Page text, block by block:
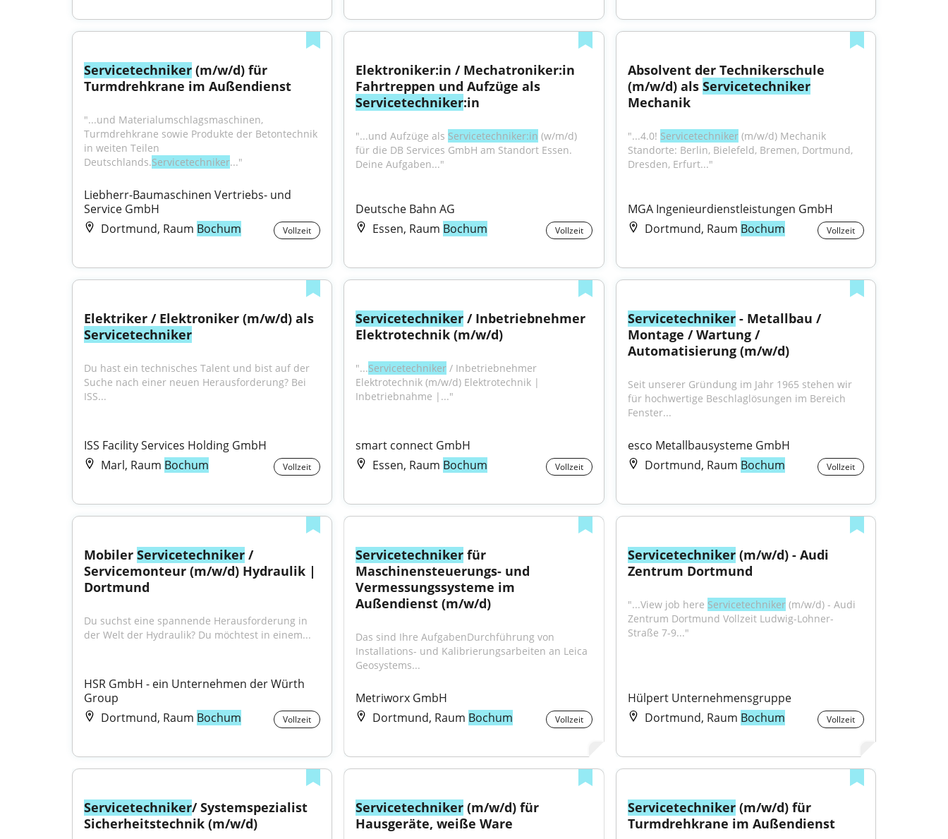
Servicetechniker (m/w/d) für
Turmdrehkrane im Außendienst
"...und Materialumschlagsmaschinen,
Turmdrehkrane sowie Produkte der Betontechnik
in weiten Teilen
Deutschlands.Servicetechniker..."
Liebherr-Baumaschinen Vertriebs- und
Service GmbH
Dortmund, Raum Bochum Vollzeit
Elektroniker:in / Mechatroniker:in
Servicetechniker:in
"...und Aufzüge als Servicetechniker:in (w/m/d)
für die DB Services GmbH am Standort Essen.
Deine Aufgaben..."
Deutsche Bahn AG
Essen, Raum Bochum Vollzeit
Absolvent der Technikerschule
(m/w/d) als Servicetechniker
Mechanik
"...4.0! Servicetechniker (m/w/d) Mechanik
Standorte: Berlin, Bielefeld, Bremen, Dortmund,
Dresden, Erfurt..."
MGA Ingenieurdienstleistungen GmbH
Dortmund, Raum Bochum Vollzeit
Servicetechniker
Du hast ein technisches Talent und bist auf der
Suche nach einer neuen Herausforderung? Bei
ISS...
ISS Facility Services Holding GmbH
Marl, Raum Bochum Vollzeit
Servicetechniker / Inbetriebnehmer
Elektrotechnik (m/w/d)
"...Servicetechniker / Inbetriebnehmer
Elektrotechnik (m/w/d) Elektrotechnik |
Inbetriebnahme |..."
smart connect GmbH
Essen, Raum Bochum Vollzeit
Servicetechniker - Metallbau /
Montage / Wartung /
Automatisierung (m/w/d)
Seit unserer Gründung im Jahr 1965 stehen wir
für hochwertige Beschlaglösungen im Bereich
Fenster...
esco Metallbausysteme GmbH
Dortmund, Raum Bochum Vollzeit
Mobiler Servicetechniker /
Servicemonteur (m/w/d) Hydraulik |
Dortmund
Du suchst eine spannende Herausforderung in
der Welt der Hydraulik? Du möchtest in einem...
HSR GmbH - ein Unternehmen der Würth
Group
Dortmund, Raum Bochum Vollzeit
Servicetechniker für
Maschinensteuerungs- und
Vermessungssysteme im
Außendienst (m/w/d)
Das sind Ihre AufgabenDurchführung von
Installations- und Kalibrierungsarbeiten an Leica
Geosystems...
Metriworx GmbH
Dortmund, Raum Bochum Vollzeit
Servicetechniker (m/w/d) - Audi
Zentrum Dortmund
"...View job here Servicetechniker (m/w/d) - Audi
Zentrum Dortmund Vollzeit Ludwig-Lohner-
Straße 7-9..."
Hülpert Unternehmensgruppe
Dortmund, Raum Bochum Vollzeit
Servicetechniker/ Systemspezialist
Sicherheitstechnik (m/w/d)
Servicetechniker (m/w/d) für
Hausgeräte, weiße Ware
Servicetechniker (m/w/d) für
Turmdrehkrane im Außendienst